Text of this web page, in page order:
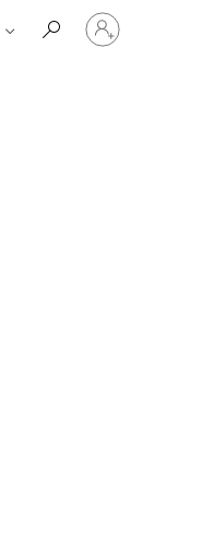
Iniciar
sesión